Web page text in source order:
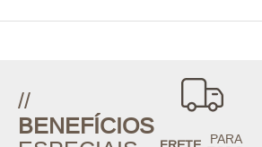
//
BENEFÍCIOS
PARA